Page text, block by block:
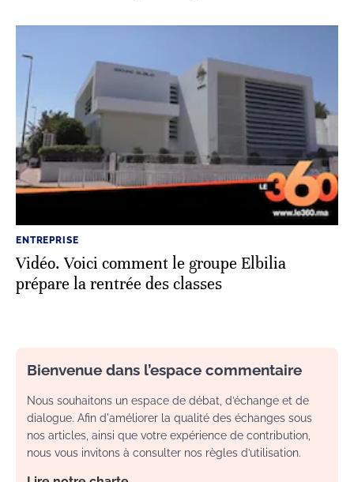
ENTREPRISE
Vidéo. Voici comment le groupe Elbilia
prépare la rentrée des classes
Bienvenue dans l’espace commentaire
Nous souhaitons un espace de débat, d’échange et de
dialogue. Afin d'améliorer la qualité des échanges sous
nos articles, ainsi que votre expérience de contribution,
nous vous invitons à consulter nos règles d’utilisation.